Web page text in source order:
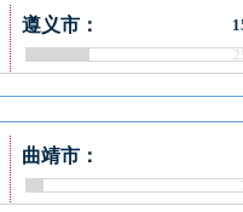
遵义市：
曲靖市：